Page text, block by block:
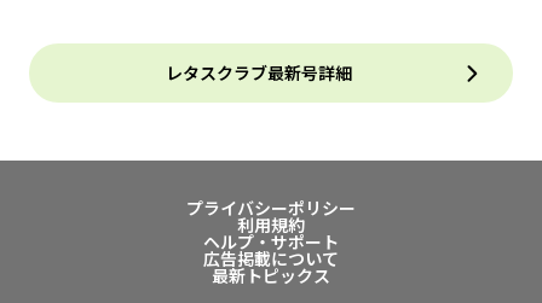
レタスクラブ最新号詳細
プライバシーポリシー
利用規約
ヘルプ・サポート
広告掲載について
最新トピックス